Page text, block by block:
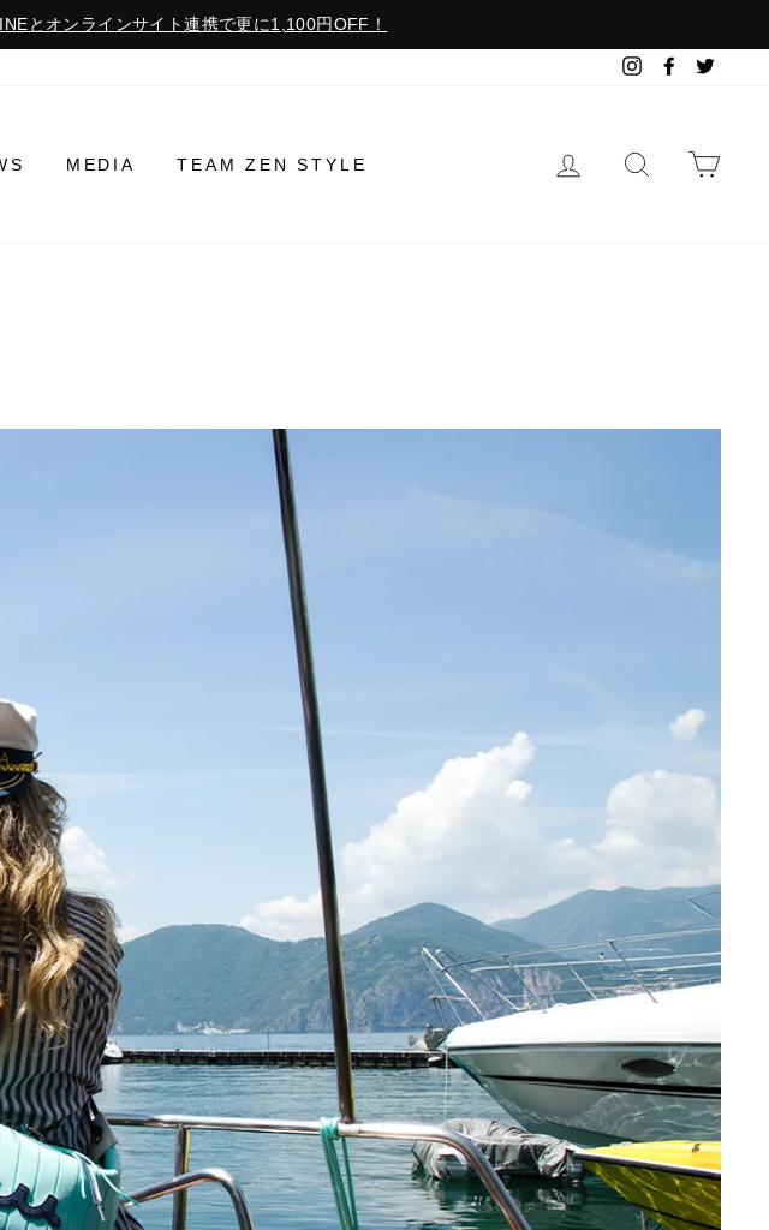
とオンラインサイト連携で更に1,100円OFF！
InstagramFacebook
MEDIA TEAM ZEN STYLE ログイン 検索で探す